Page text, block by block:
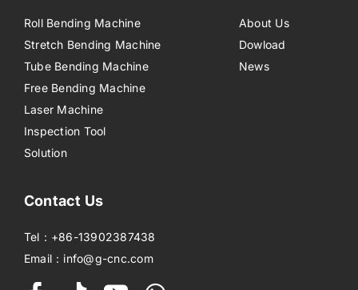
Roll Bending Machine
Stretch Bending Machine
Tube Bending Machine
Free Bending Machine
Laser Machine
Inspection Tool
Solution
About Us
Dowload
News
Contact Us
Tel：+86-13902387438
Email：info@g-cnc.com